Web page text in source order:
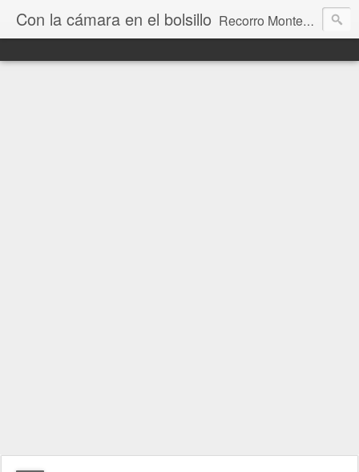
Con la cámara en el bolsillo Recorro Montevideo y el mundo. Fotos e historias de aquí y allá.